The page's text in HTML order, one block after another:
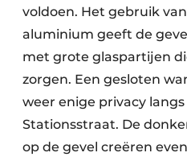
voldoen. Het gebruik
aluminium geeft de
met grote glaspartijen
zorgen. Een gesloten
weer enige privacy
Stationsstraat. De
op de gevel creëren